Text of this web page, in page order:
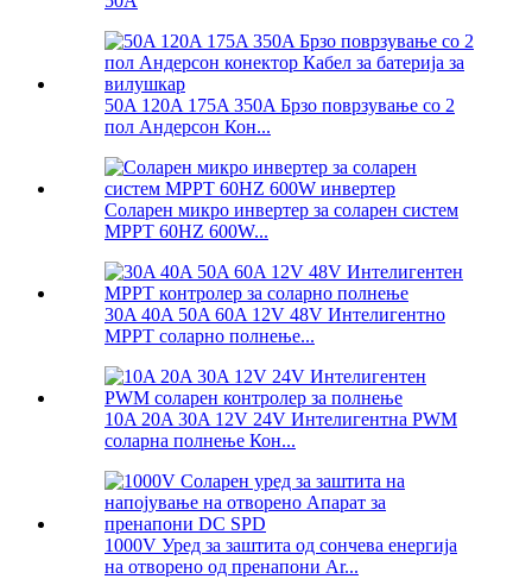
50A 120A 175A 350A Брзо поврзување со 2
пол Андерсон Кон...
Соларен микро инвертер за соларен систем
MPPT 60HZ 600W...
30A 40A 50A 60A 12V 48V Интелигентно
MPPT соларно полнење...
10A 20A 30A 12V 24V Интелигентна PWM
соларна полнење Кон...
1000V Уред за заштита од сончева енергија
на отворено од пренапони Ar...